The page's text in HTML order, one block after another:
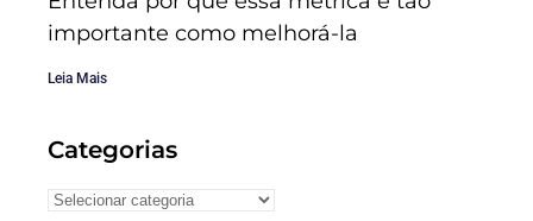
importante como melhorá-la
Leia Mais
Categorias